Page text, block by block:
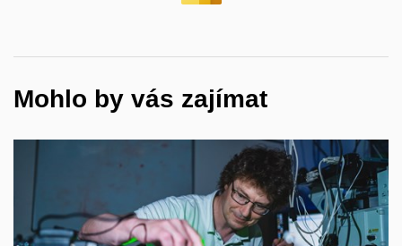
Mohlo by vás zajímat